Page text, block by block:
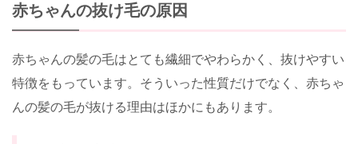
赤ちゃんの抜け毛の原因
赤ちゃんの髪の毛はとても繊細でやわらかく、抜けやすい
特徴をもっています。そういった性質だけでなく、赤ちゃ
んの髪の毛が抜ける理由はほかにもあります。